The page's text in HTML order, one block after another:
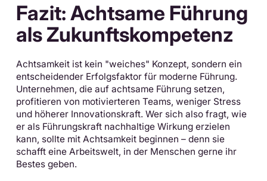
Fazit: Achtsame Führung
als Zukunftskompetenz
Achtsamkeit ist kein "weiches" Konzept, sondern ein
entscheidender Erfolgsfaktor für moderne Führung.
Unternehmen, die auf achtsame Führung setzen,
profitieren von motivierteren Teams, weniger Stress
und höherer Innovationskraft. Wer sich also fragt, wie
er als Führungskraft nachhaltige Wirkung erzielen
kann, sollte mit Achtsamkeit beginnen – denn sie
schafft eine Arbeitswelt, in der Menschen gerne ihr
Bestes geben.